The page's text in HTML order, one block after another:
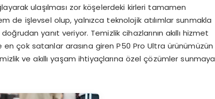
ulaşılması zor köşelerdeki kirleri tamamen
de işlevsel olup, yalnızca teknolojik atılımlar sunmakla
yanıt veriyor. Temizlik cihazlarının akıllı hizmet
en çok satanlar arasına giren P50 Pro Ultra ürünümüzün
ve akıllı yaşam ihtiyaçlarına özel çözümler sunmaya